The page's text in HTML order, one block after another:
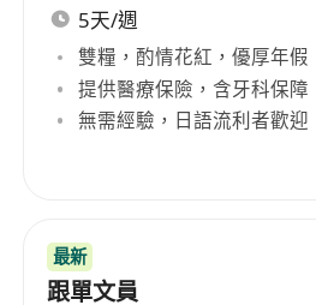
5天/週
雙糧，酌情花紅，優厚年假
提供醫療保險，含牙科保障
無需經驗，日語流利者歡迎
最新
跟單文員